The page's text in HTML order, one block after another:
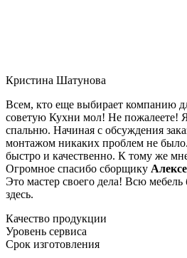
Кристина Шатунова
Всем, кто еще выбирает компанию
советую Кухни мол! Не пожалеете!
спальню. Начиная с обсуждения
монтажом никаких проблем не
быстро и качественно. К тому же
Огромное спасибо сборщику
Это мастер своего дела! Всю мебель
здесь.
Качество продукции
Уровень сервиса
Срок изготовления